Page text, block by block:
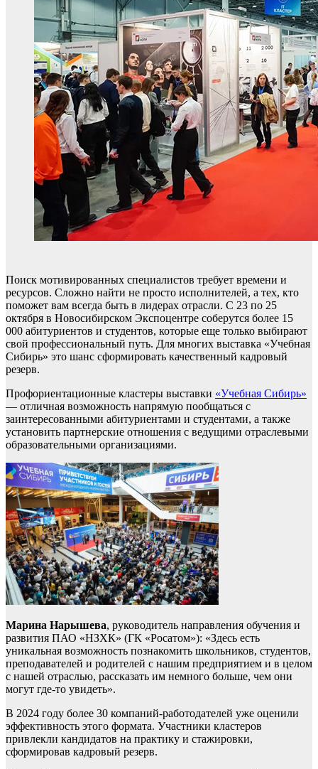
Поиск мотивированных специалистов требует времени и
ресурсов. Сложно найти не просто исполнителей, а тех, кто
поможет вам всегда быть в лидерах отрасли. С 23 по 25
октября в Новосибирском Экспоцентре соберутся более 15
000 абитуриентов и студентов, которые еще только выбирают
свой профессиональный путь. Для многих выставка «Учебная
Сибирь» это шанс сформировать качественный кадровый
резерв.
Профориентационные кластеры выставки «Учебная Сибирь»
— отличная возможность напрямую пообщаться с
заинтересованными абитуриентами и студентами, а также
установить партнерские отношения с ведущими отраслевыми
образовательными организациями.
Марина Нарышева, руководитель направления обучения и
развития ПАО «НЗХК» (ГК «Росатом»): «Здесь есть
уникальная возможность познакомить школьников, студентов,
преподавателей и родителей с нашим предприятием и в целом
с нашей отраслью, рассказать им немного больше, чем они
могут где-то увидеть».
В 2024 году более 30 компаний-работодателей уже оценили
эффективность этого формата. Участники кластеров
привлекли кандидатов на практику и стажировки,
сформировав кадровый резерв.